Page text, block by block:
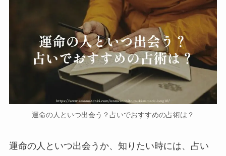
運命の人といつ出会う？占いでおすすめの占術は？
運命の人といつ出会うか、知りたい時には、占い